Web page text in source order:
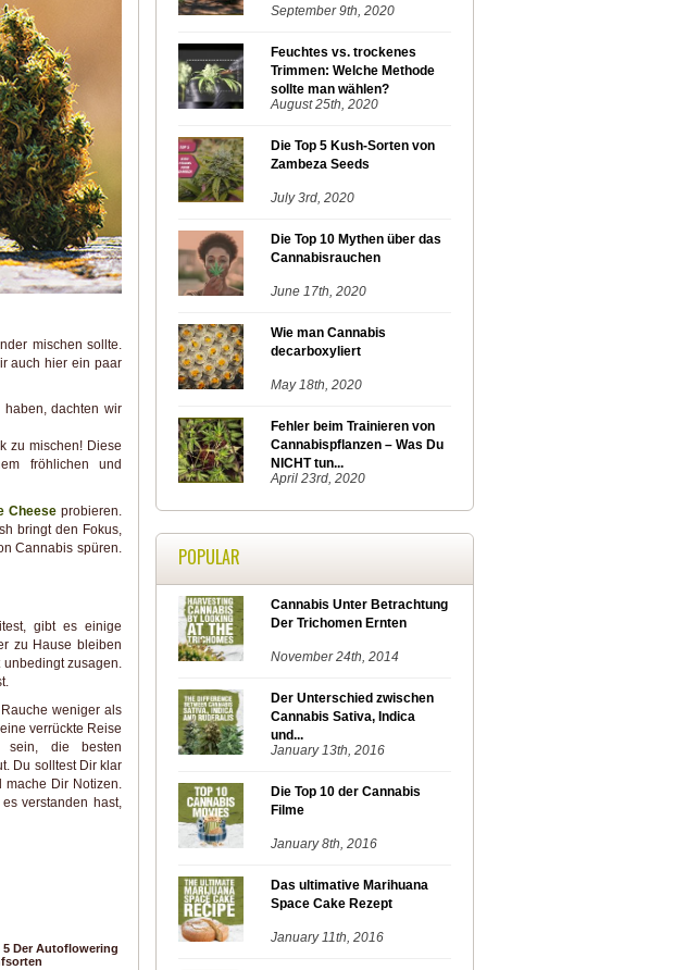
mischen sollte.
auch hier ein paar
dachten wir
zu mischen! Diese
fröhlichen und
Cheese probieren.
bringt den Fokus,
Cannabis spüren.
gibt es einige
zu Hause bleiben
zusagen.
weniger als
verrückte Reise
sein, die besten
Du solltest Dir klar
Dir Notizen.
verstanden hast,
September 9th, 2020
Feuchtes vs. trockenes
Trimmen: Welche Methode
sollte man wählen?
August 25th, 2020
Die Top 5 Kush-Sorten von
Zambeza Seeds
July 3rd, 2020
Die Top 10 Mythen über das
Cannabisrauchen
June 17th, 2020
Wie man Cannabis
decarboxyliert
May 18th, 2020
Fehler beim Trainieren von
Cannabispflanzen – Was Du
NICHT tun...
April 23rd, 2020
POPULAR
Cannabis Unter Betrachtung
Der Trichomen Ernten
November 24th, 2014
Der Unterschied zwischen
Cannabis Sativa, Indica
und...
January 13th, 2016
Die Top 10 der Cannabis
Filme
January 8th, 2016
Das ultimative Marihuana
Space Cake Rezept
January 11th, 2016